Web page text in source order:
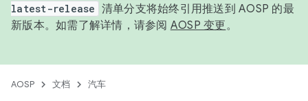
latest-release 清单分支将始终引用推送到 AOSP 的最
新版本。如需了解详情，请参阅 AOSP 变更。
AOSP 文档 汽车